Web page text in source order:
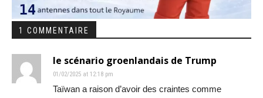
1 COMMENTAIRE
le scénario groenlandais de Trump
01/02/2025 at 12:18 pm
Taïwan a raison d’avoir des craintes comme